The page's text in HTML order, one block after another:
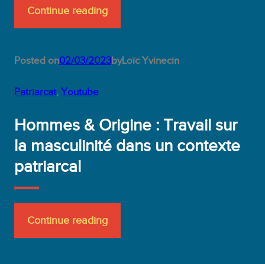
Continue reading
Posted on02/03/2023byLoïc Yvinecin
Patriarcat, Youtube
Hommes & Origine : Travail sur
la masculinité dans un contexte
patriarcal
Continue reading